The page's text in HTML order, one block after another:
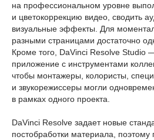
на профессиональном уровне
и цветокоррекцию видео, сводить
визуальные эффекты. Для
разными страницами достаточно
Кроме того, DaVinci Resolve Studio
приложение с инструментами
чтобы монтажеры, колористы,
и звукорежиссеры могли
в рамках одного проекта.
DaVinci Resolve задает новые
постобработки материала, поэтому